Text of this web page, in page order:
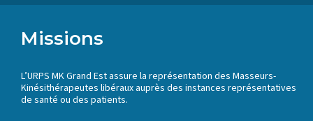
Missions
L’URPS MK Grand Est assure la représentation des Masseurs-
Kinésithérapeutes libéraux auprès des instances représentatives
de santé ou des patients.